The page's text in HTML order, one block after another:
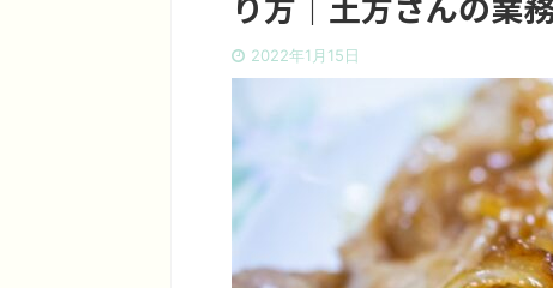
2022年1月15日